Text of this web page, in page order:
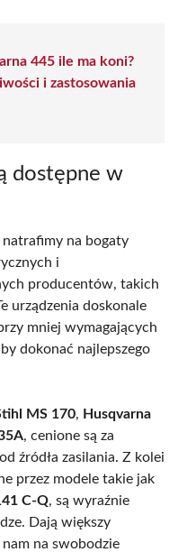
445 ile ma koni?
i zastosowania
dostępne w
natrafimy na bogaty
i
producentów, takich
urządzenia doskonale
mniej wymagających
dokonać najlepszego
MS 170, Husqvarna
, cenione są za
źródła zasilania. Z kolei
przez modele takie jak
C-Q, są wyraźnie
Dają większy
na swobodzie